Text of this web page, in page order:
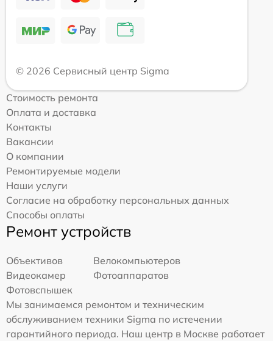
© 2026 Сервисный центр Sigma
Стоимость ремонта
Оплата и доставка
Контакты
Вакансии
О компании
Ремонтируемые модели
Наши услуги
Согласие на обработку персональных данных
Способы оплаты
Ремонт устройств
Объективов
Велокомпьютеров
Видеокамер
Фотоаппаратов
Фотовспышек
Мы занимаемся ремонтом и техническим
обслуживанием техники Sigma по истечении
гарантийного периода. Наш центр в Москве работает